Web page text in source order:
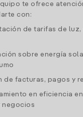
te ofrece
con:
de tarifas de
sobre energía
de facturas, pagos y
en eficiencia
negocios